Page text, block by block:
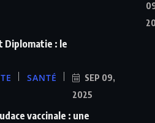
Diplomatie : le
SANTÉ
SEP 09,
2025
vaccinale : une